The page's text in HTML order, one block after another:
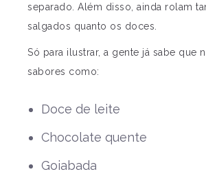
separado. Além disso, ainda rolam
salgados quanto os doces.
Só para ilustrar, a gente já sabe que
sabores como:
Doce de leite
Chocolate quente
Goiabada